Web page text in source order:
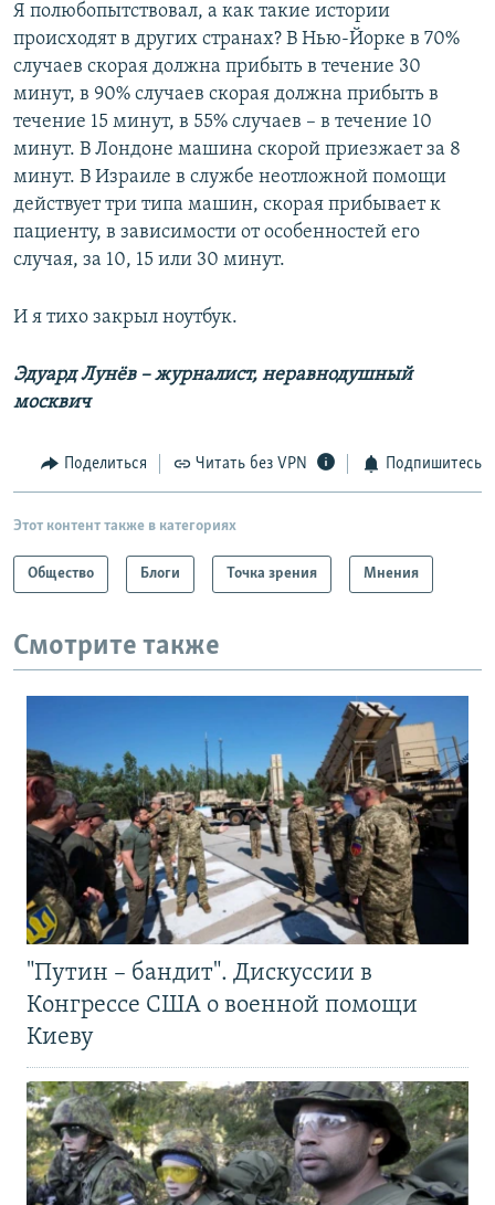
Я полюбопытствовал, а как такие истории
происходят в других странах? В Нью-Йорке в 70%
случаев скорая должна прибыть в течение 30
минут, в 90% случаев скорая должна прибыть в
течение 15 минут, в 55% случаев – в течение 10
минут. В Лондоне машина скорой приезжает за 8
минут. В Израиле в службе неотложной помощи
действует три типа машин, скорая прибывает к
пациенту, в зависимости от особенностей его
случая, за 10, 15 или 30 минут.
И я тихо закрыл ноутбук.
Эдуард Лунёв – журналист, неравнодушный
москвич
Поделиться Читать без VPN Подпишитесь
Этот контент также в категориях
Общество Блоги Точка зрения Мнения
Смотрите также
"Путин – бандит". Дискуссии в
Конгрессе США о военной помощи
Киеву